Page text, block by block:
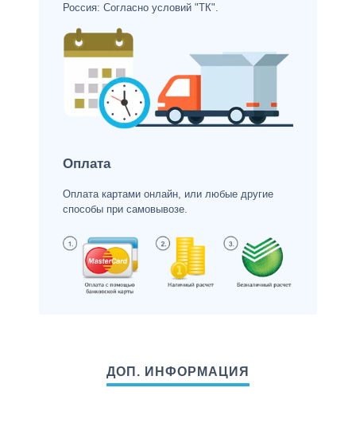
Россия: Согласно условий "ТК".
Оплата
Оплата картами онлайн, или любые другие
способы при самовывозе.